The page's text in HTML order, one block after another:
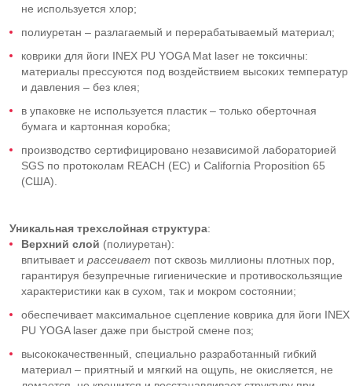
не используется хлор;
полиуретан – разлагаемый и перерабатываемый материал;
коврики для йоги INEX PU YOGA Mat laser не токсичны:
материалы прессуются под воздействием высоких температур
и давления – без клея;
в упаковке не используется пластик – только оберточная
бумага и картонная коробка;
производство сертифицировано независимой лабораторией
SGS по протоколам REACH (ЕС) и California Proposition 65
(США).
Уникальная трехслойная структура:
Верхний слой (полиуретан):
впитывает и рассеивает пот сквозь миллионы плотных пор,
гарантируя безупречные гигиенические и противоскользящие
характеристики как в сухом, так и мокром состоянии;
обеспечивает максимальное сцепление коврика для йоги INEX
PU YOGA laser даже при быстрой смене поз;
высококачественный, специально разработанный гибкий
материал – приятный и мягкий на ощупь, не окисляется, не